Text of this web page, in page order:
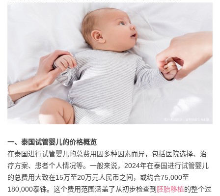
一、泰国试管婴儿的价格概览
在泰国进行试管婴儿的总费用因多种因素而异，包括医院选择、治
疗方案、患者个人情况等。一般来说，2024年在泰国进行试管婴儿
的总费用大致在15万至20万元人民币之间，或约合75,000至
180,000泰铢。这个费用范围涵盖了从初步检查到 胚胎移植的整个过